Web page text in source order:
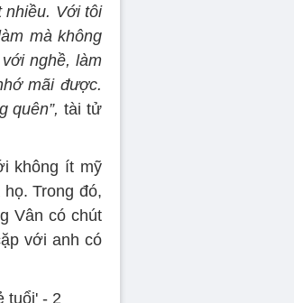
nhiều. Với tôi
mà không
nghề, làm
mãi được.
quên”, tài tử
không ít mỹ
Trong đó,
Vân có chút
với anh có